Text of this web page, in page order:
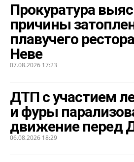
Прокуратура
причины
плавучего
Неве
07.08.2026 17:23
ДТП с участием
и фуры
движение перед
06.08.2026 18:29